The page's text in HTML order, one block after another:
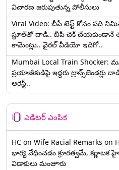
విచారణ జరుపుతున్న పోలీసులు
Viral Video: బీపీ టెస్ట్‌ కోసం పది
స్టూల్‌తో దాడి.. బీపీ చెక్ చేయకుండానే
కామెంట్లు.. వైరల్ వీడియో ఇదిగో..
Mumbai Local Train
ప్రయాణికుడిపై ఇద్దరు
అరెస్ట్..
ఎడిటర్ ఎంపిక
HC on Wife Racial Remarks
భార్య వేధించ‌డం క్రూర‌త్వ‌మే, కర్ణాటక
విడాకులు మంజూరు